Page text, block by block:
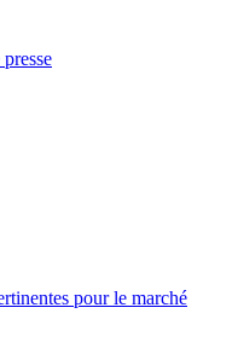
pour le marché